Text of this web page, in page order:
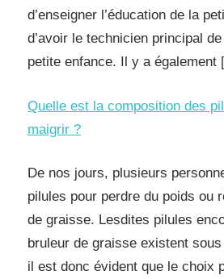
d’enseigner l’éducation de la
d’avoir le technicien principal
petite enfance. Il y a
Quelle est la composition des
maigrir ?
De nos jours, plusieurs
pilules pour perdre du poids ou
de graisse. Lesdites pilules
bruleur de graisse existent
il est donc évident que le choix